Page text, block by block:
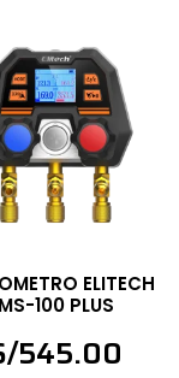
ELITECH
MS-100 PLUS
545.00